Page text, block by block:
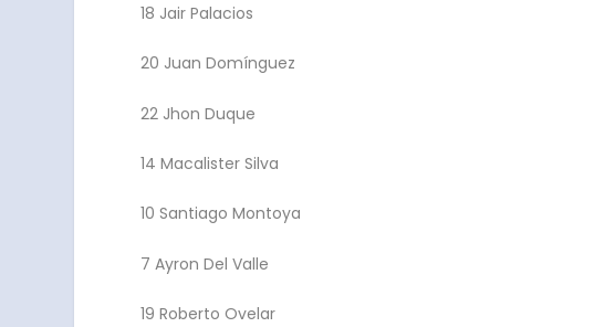
18 Jair Palacios
20 Juan Domínguez
22 Jhon Duque
14 Macalister Silva
10 Santiago Montoya
7 Ayron Del Valle
19 Roberto Ovelar